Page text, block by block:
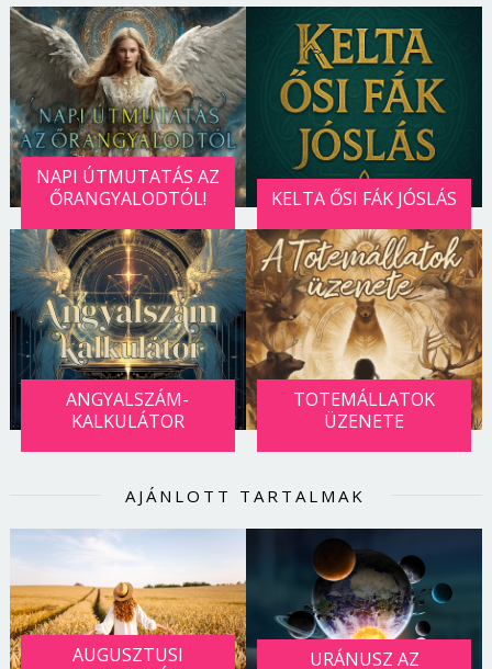
NAPI ÚTMUTATÁS AZ
ŐRANGYALODTÓL!
KELTA ŐSI FÁK JÓSLÁS
ANGYALSZÁM-
KALKULÁTOR
TOTEMÁLLATOK
ÜZENETE
AJÁNLOTT TARTALMAK
AUGUSZTUSI
URÁNUSZ AZ